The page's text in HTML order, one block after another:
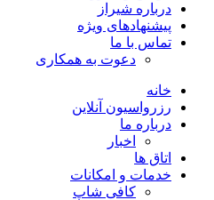
درباره شیراز
پیشنهادهای ویژه
تماس با ما
دعوت به همکاری
خانه
رزرواسیون آنلاین
درباره ما
اخبار
اتاق ها
خدمات و امکانات
کافی شاپ